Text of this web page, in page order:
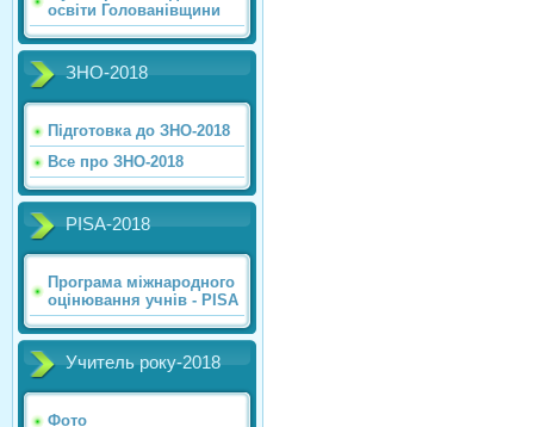
освіти Голованівщини
ЗНО-2018
Підготовка до ЗНО-2018
Все про ЗНО-2018
PISA-2018
Програма міжнародного
оцінювання учнів - PISA
Учитель року-2018
Фото